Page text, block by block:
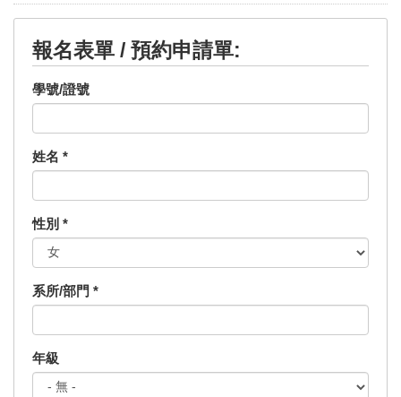
報名表單 / 預約申請單:
學號/證號
姓名 *
性別 *
系所/部門 *
年級